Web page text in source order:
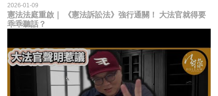
2026-01-09
憲法法庭重啟｜ 《憲法訴訟法》強行通關！ 大法官就得要
乖乖聽話？